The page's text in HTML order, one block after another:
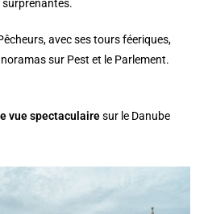
avec ses tours féeriques,
sur Pest et le Parlement.
vue spectaculairesur le Danube